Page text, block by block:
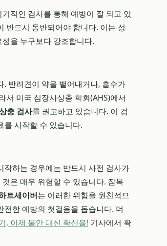
적인 검사를 통해 예방이 잘 되고 있
반드시 동반되어야 합니다. 이는 성
을 누구보다 강조합니다.
반려견이 약을 뱉어내거나, 흡수가
서 미국 심장사상충 학회(AHS)에서
충 검사를 권고하고 있습니다. 이 검
를 시작할 수 있습니다.
작하는 경우에는 반드시 사전 검사가
은 매우 위험할 수 있습니다. 잠복
트세이버는 이러한 위험을 원천적으
한 예방의 첫걸음을 돕습니다. 더
, 이제 불안 대신 확신을! 기사에서 확